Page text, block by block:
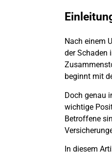
Nach einem
der Schaden
beginnt mit
Doch genau
wichtige
Betroffene
In diesem